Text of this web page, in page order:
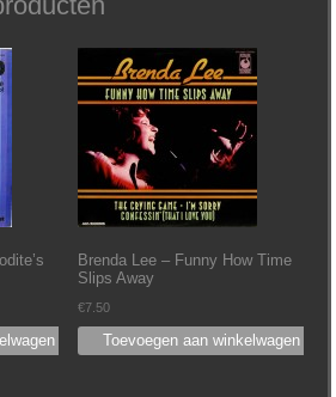
Brenda Lee – Funny How Time
Slips Away
€7.50
Toevoegen aan winkelwagen